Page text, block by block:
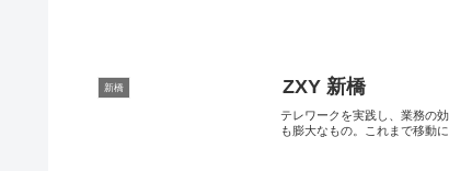
新橋 ZXY 新橋
テレワークを実践し、業務の
も膨大なもの。これまで移動